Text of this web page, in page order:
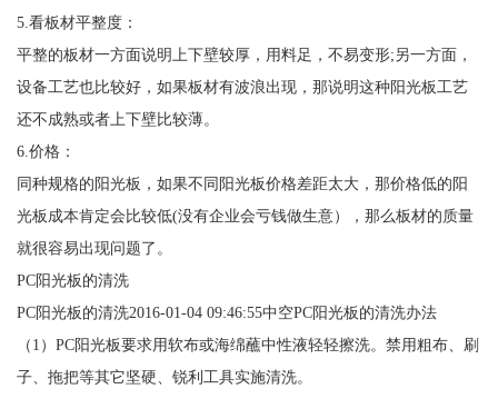
5.看板材平整度：
平整的板材一方面说明上下壁较厚，用料足，不易变形;另一方面，
设备工艺也比较好，如果板材有波浪出现，那说明这种阳光板工艺
还不成熟或者上下壁比较薄。
6.价格：
同种规格的阳光板，如果不同阳光板价格差距太大，那价格低的阳
光板成本肯定会比较低(没有企业会亏钱做生意），那么板材的质量
就很容易出现问题了。
PC阳光板的清洗
PC阳光板的清洗2016-01-04 09:46:55中空PC阳光板的清洗办法
（1）PC阳光板要求用软布或海绵蘸中性液轻轻擦洗。禁用粗布、刷
子、拖把等其它坚硬、锐利工具实施清洗。